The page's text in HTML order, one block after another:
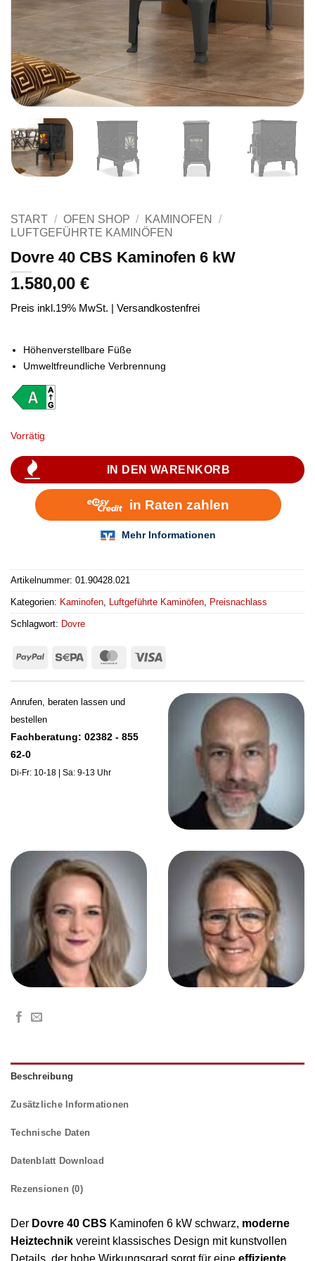
START / OFEN SHOP / KAMINOFEN
/
LUFTGEFÜHRTE KAMINÖFEN
Dovre 40 CBS Kaminofen 6 kW
1.580,00 €
Preis inkl.19% MwSt. | Versandkostenfrei
Höhenverstellbare Füße
Umweltfreundliche Verbrennung
Vorrätig
IN DEN WARENKORB
Artikelnummer: 01.90428.021
Kategorien: Kaminofen Luftgeführte Kaminöfen Preisnachlass
Schlagwort: Dovre
PayPal Sepa MasterCard
Visa
Anrufen, beraten lassen und
bestellen
Fachberatung: 02382 - 855
62-0
Di-Fr: 10-18 | Sa: 9-13 Uhr
Beschreibung
Zusätzliche Informationen
Technische Daten
Datenblatt Download
Rezensionen (0)
Der Dovre 40 CBS Kaminofen 6 kW schwarz, moderne
Heiztechnik vereint klassisches Design mit kunstvollen